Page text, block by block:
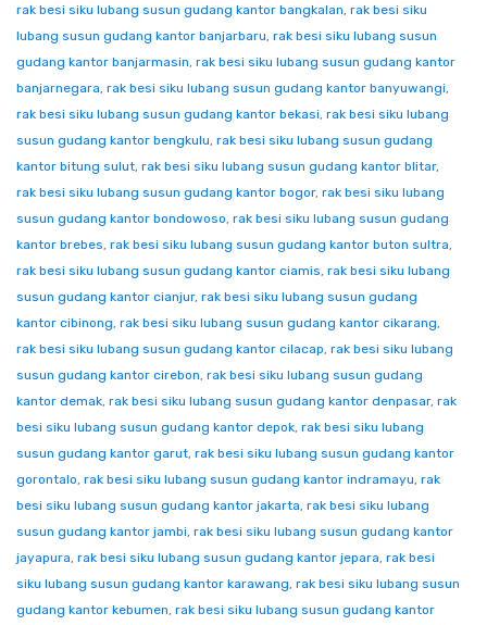
rak besi siku lubang susun gudang kantor bangkalan, rak besi siku
lubang susun gudang kantor banjarbaru, rak besi siku lubang susun
gudang kantor banjarmasin, rak besi siku lubang susun gudang kantor
banjarnegara, rak besi siku lubang susun gudang kantor banyuwangi,
rak besi siku lubang susun gudang kantor bekasi, rak besi siku lubang
susun gudang kantor bengkulu, rak besi siku lubang susun gudang
kantor bitung sulut, rak besi siku lubang susun gudang kantor blitar,
rak besi siku lubang susun gudang kantor bogor, rak besi siku lubang
susun gudang kantor bondowoso, rak besi siku lubang susun gudang
kantor brebes, rak besi siku lubang susun gudang kantor buton sultra,
rak besi siku lubang susun gudang kantor ciamis, rak besi siku lubang
susun gudang kantor cianjur, rak besi siku lubang susun gudang
kantor cibinong, rak besi siku lubang susun gudang kantor cikarang,
rak besi siku lubang susun gudang kantor cilacap, rak besi siku lubang
susun gudang kantor cirebon, rak besi siku lubang susun gudang
kantor demak, rak besi siku lubang susun gudang kantor denpasar, rak
besi siku lubang susun gudang kantor depok, rak besi siku lubang
susun gudang kantor garut, rak besi siku lubang susun gudang kantor
gorontalo, rak besi siku lubang susun gudang kantor indramayu, rak
besi siku lubang susun gudang kantor jakarta, rak besi siku lubang
susun gudang kantor jambi, rak besi siku lubang susun gudang kantor
jayapura, rak besi siku lubang susun gudang kantor jepara, rak besi
siku lubang susun gudang kantor karawang, rak besi siku lubang susun
gudang kantor kebumen, rak besi siku lubang susun gudang kantor